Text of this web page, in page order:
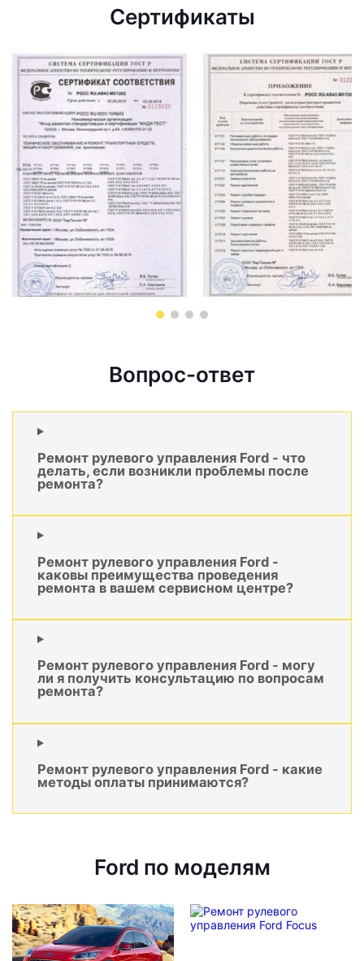
Сертификаты
Вопрос-ответ
Ремонт рулевого управления Ford - что
делать, если возникли проблемы после
ремонта?
Ремонт рулевого управления Ford -
каковы преимущества проведения
ремонта в вашем сервисном центре?
Ремонт рулевого управления Ford - могу
ли я получить консультацию по вопросам
ремонта?
Ремонт рулевого управления Ford - какие
методы оплаты принимаются?
Ford по моделям